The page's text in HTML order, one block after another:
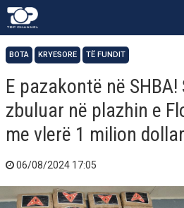
BOTA KRYESORE TË FUNDIT
E pazakontë në
zbuluar në plazhin e
me vlerë 1 milion
06/08/2024 17:05